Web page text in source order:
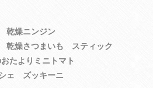
乾燥ニンジン
乾燥さつまいも スティック
たよりミニトマト
ェ ズッキーニ